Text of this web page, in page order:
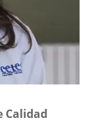
Calidad